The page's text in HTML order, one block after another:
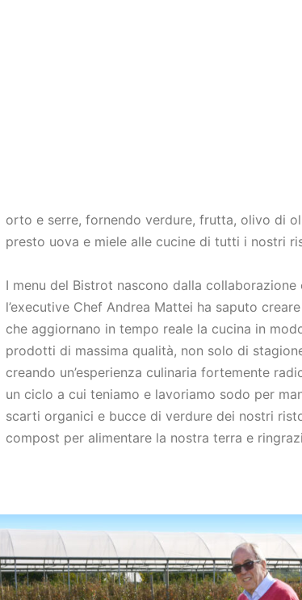
orto e serre, fornendo verdure, frutta, olivo di
presto uova e miele alle cucine di tutti i nostri
I menu del Bistrot nascono dalla
l’executive Chef Andrea Mattei ha saputo
che aggiornano in tempo reale la cucina in
prodotti di massima qualità, non solo di
creando un’esperienza culinaria fortemente
un ciclo a cui teniamo e lavoriamo sodo per
scarti organici e bucce di verdure dei nostri
compost per alimentare la nostra terra e